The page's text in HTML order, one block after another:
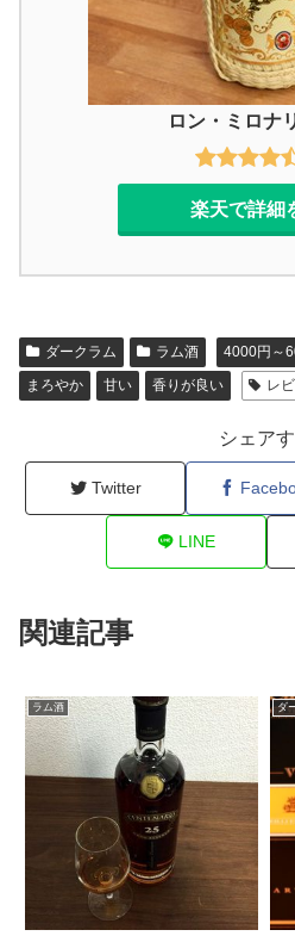
ロン・ミロナ
楽天で詳細
ダークラム ラム酒 4000円～
まろやか
甘い 香りが良い レ
シェア
Twitter
LINE
関連記事
ラム酒 ダ